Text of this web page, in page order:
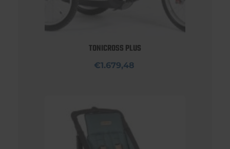
TONICROSS PLUS
€1.679,48